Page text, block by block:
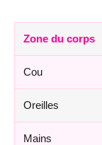
Zone du corps
Cou
Oreilles
Mains